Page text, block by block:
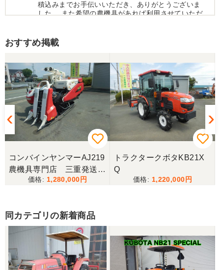
積込みまでお手伝いいただき、ありがとうございま
した。 また希望の農機具があれば利用させていただ
この度はお世話になりました。また、機会があれば
よろしくお願いします。
三重県／ユウスケ
購入から引き取りまでスムーズでした。ありがとう
ございました。
三重県／
当方の要望に対して、素早く対応していただき感謝
三重県／山﨑
スタッフの鈴木さんが親切で機械に詳しく 丁寧にご
対応頂きました。 ありがとう！ 少し距離はあります
が、今後も農機具を買う際はのうき屋さんを利用し
ようと思います。
おすすめ掲載
コンバインヤンマーAJ219
農機具専門店 三重発送整
備済み
1,280,000
トラクタークボタKB21X
Q
1,220,000
同カテゴリの新着商品